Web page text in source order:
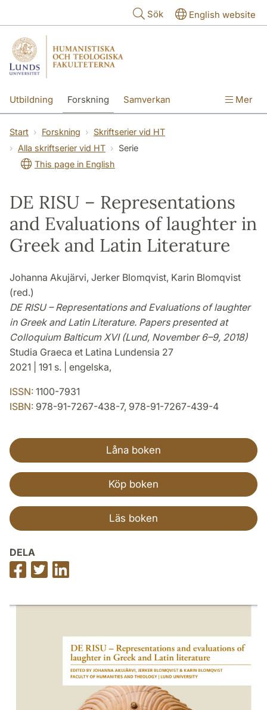
Sök English website
Utbildning Forskning Samverkan Mer
Start Forskning
Skriftserier vid HT
Alla skriftserier vid HT
Serie
This page in English
DE RISU – Representations
and Evaluations of laughter in
Greek and Latin Literature
Johanna Akujärvi, Jerker Blomqvist, Karin Blomqvist
(red.)
DE RISU – Representations and Evaluations of laughter
in Greek and Latin Literature. Papers presented at
Colloquium Balticum XVI (Lund, November 6–9, 2018)
Studia Graeca et Latina Lundensia 27
2021 | 191 s. | engelska,
ISSN: 1100-7931
ISBN: 978-91-7267-438-7, 978-91-7267-439-4
Låna boken
Köp boken
Läs boken
DELA
Dela
på
Dela
på
på